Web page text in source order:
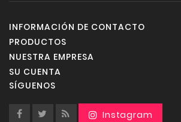
INFORMACIÓN DE CONTACTO
PRODUCTOS
NUESTRA EMPRESA
SU CUENTA
SÍGUENOS